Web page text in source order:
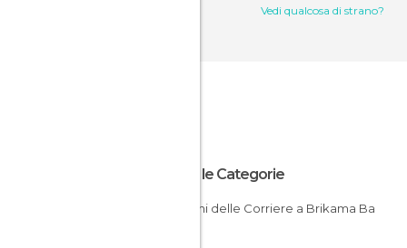
Vedi qualcosa di strano?
Tutte le Categorie
Stazioni delle Corriere a Brikama Ba